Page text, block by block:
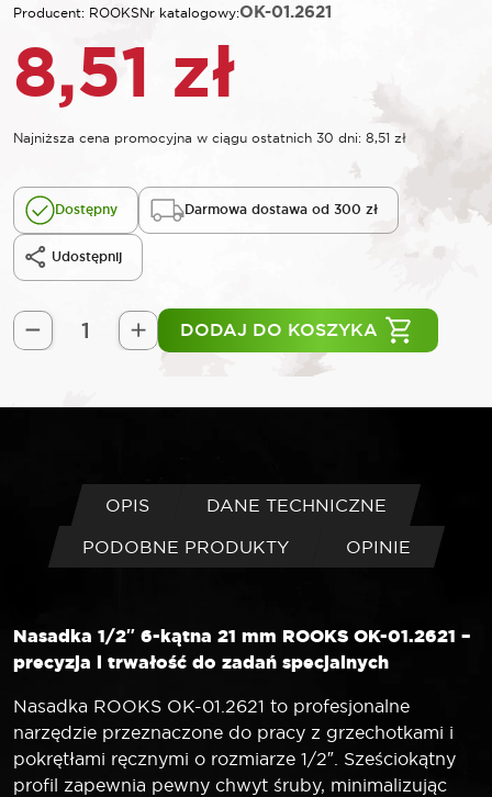
Producent: ROOKSNr katalogowy:OK-01.2621
8,51 zł
Najniższa cena promocyjna w ciągu ostatnich 30 dni: 8,51 zł
Dostępny Darmowa dostawa od 300 zł
Udostępnij
ilość
DODAJ DO KOSZYKA
OPIS
DANE TECHNICZNE
PODOBNE PRODUKTY
OPINIE
Nasadka 1/2″ 6-kątna 21 mm ROOKS OK-01.2621 –
precyzja i trwałość do zadań specjalnych
Nasadka ROOKS OK-01.2621 to profesjonalne
narzędzie przeznaczone do pracy z grzechotkami i
pokrętłami ręcznymi o rozmiarze 1/2″. Sześciokątny
profil zapewnia pewny chwyt śruby, minimalizując